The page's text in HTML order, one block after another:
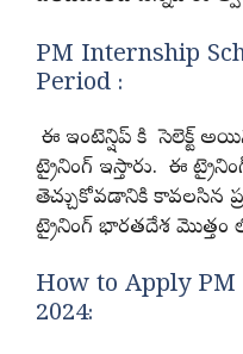
PM Internship
Period :
ఈ ఇంటెన్షిప్ కి సెలెక్ట్
ట్రైనింగ్ ఇస్తారు. ఈ
తెచ్చుకోవడానికి కావలసిన
ట్రైనింగ్ భారతదేశ మొత్తం లో
How to Apply
2024: